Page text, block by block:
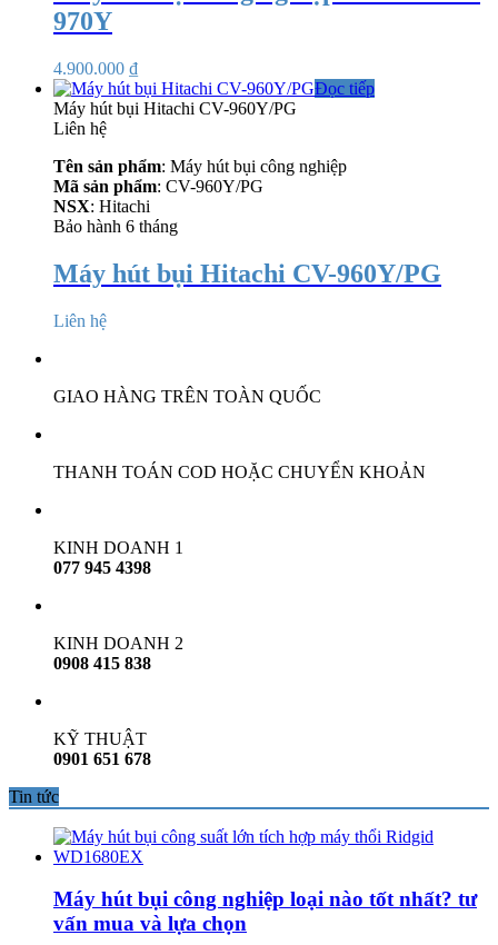
970Y
4.900.000 ₫
Đọc tiếp
Máy hút bụi Hitachi CV-960Y/PG
Liên hệ
Tên sản phẩm: Máy hút bụi công nghiệp
Mã sản phẩm: CV-960Y/PG
NSX: Hitachi
Bảo hành 6 tháng
Máy hút bụi Hitachi CV-960Y/PG
Liên hệ
GIAO HÀNG TRÊN TOÀN QUỐC
THANH TOÁN COD HOẶC CHUYỂN KHOẢN
KINH DOANH 1
077 945 4398
KINH DOANH 2
0908 415 838
KỸ THUẬT
0901 651 678
Tin tức
Máy hút bụi công nghiệp loại nào tốt nhất? tư
vấn mua và lựa chọn